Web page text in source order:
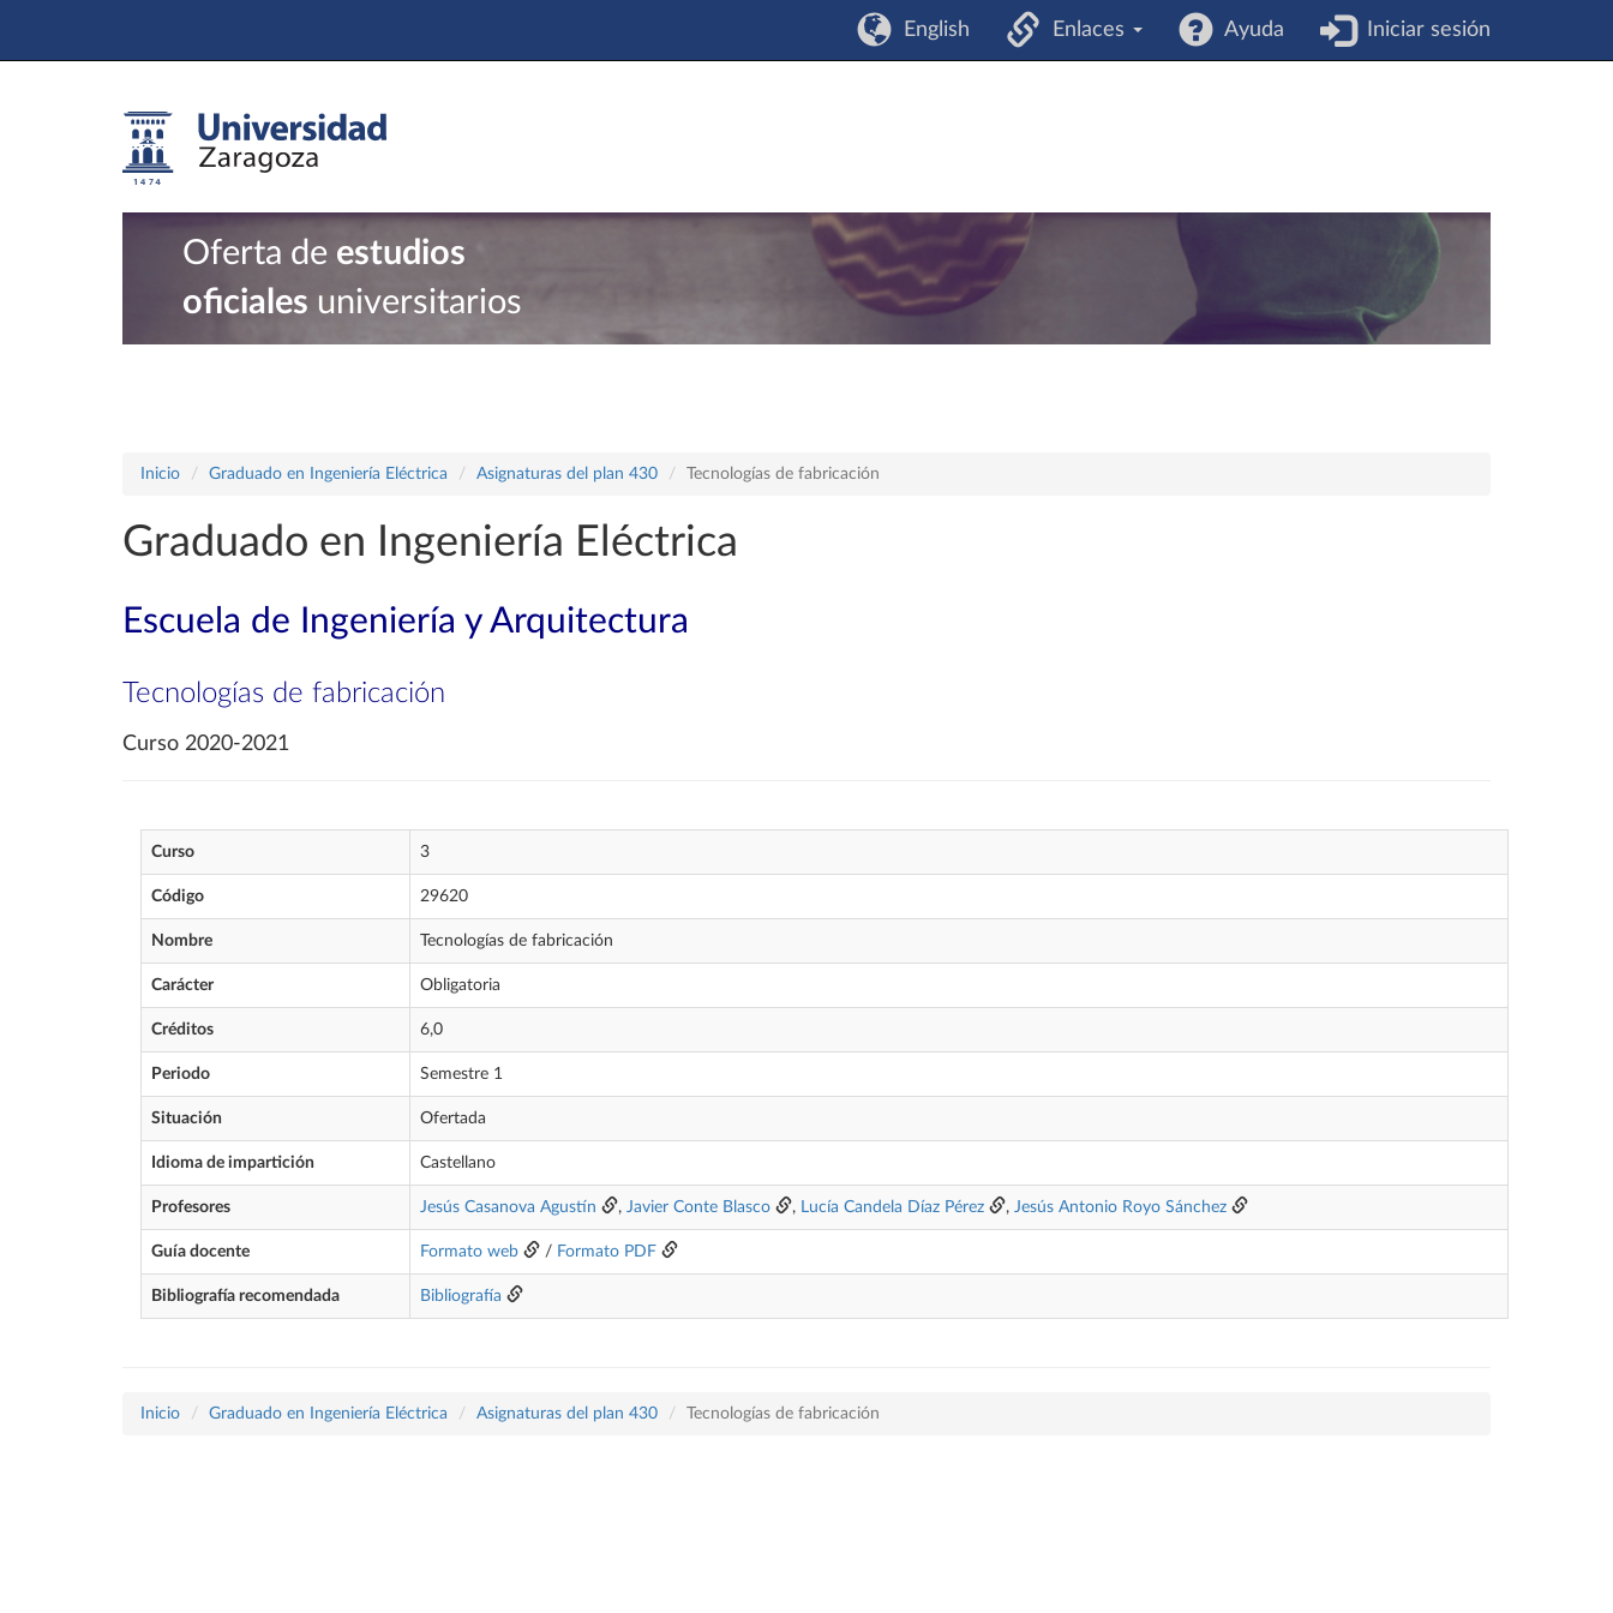
English Enlaces Ayuda Iniciar sesión
Oferta de estudios
oficiales universitarios
Inicio Graduado en Ingeniería Eléctrica Asignaturas del plan 430 Tecnologías de fabricación
Graduado en Ingeniería Eléctrica
Escuela de Ingeniería y Arquitectura
Tecnologías de fabricación
Curso 2020-2021
Curso 3
Código 29620
Nombre Tecnologías de fabricación
Carácter Obligatoria
Créditos 6,0
Periodo Semestre 1
Situación Ofertada
Idioma de impartición Castellano
Profesores Jesús Casanova Agustín , Javier Conte Blasco , Lucía Candela Díaz Pérez , Jesús Antonio Royo Sánchez
Guía docente Formato web / Formato PDF
Bibliografía recomendada Bibliografía
Inicio Graduado en Ingeniería Eléctrica Asignaturas del plan 430 Tecnologías de fabricación